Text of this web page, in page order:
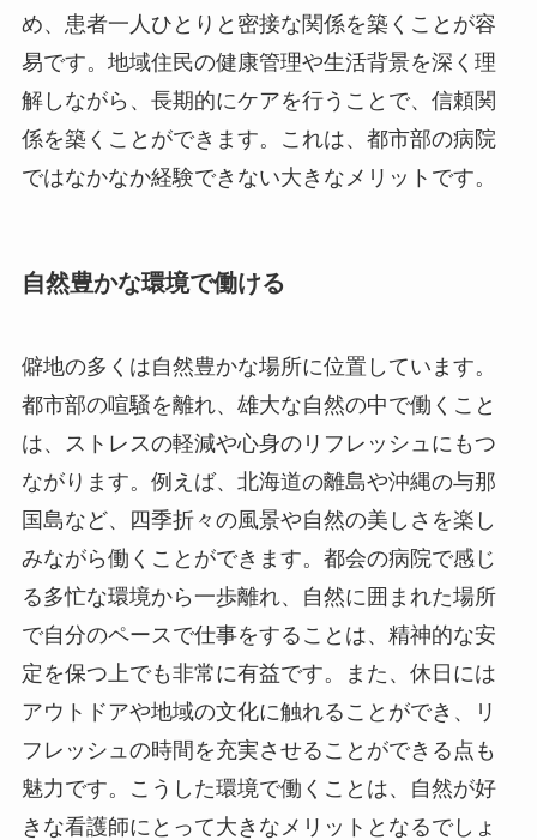
め、患者一人ひとりと密接な関係を築くことが容
易です。地域住民の健康管理や生活背景を深く理
解しながら、長期的にケアを行うことで、信頼関
係を築くことができます。これは、都市部の病院
ではなかなか経験できない大きなメリットです。
自然豊かな環境で働ける
僻地の多くは自然豊かな場所に位置しています。
都市部の喧騒を離れ、雄大な自然の中で働くこと
は、ストレスの軽減や心身のリフレッシュにもつ
ながります。例えば、北海道の離島や沖縄の与那
国島など、四季折々の風景や自然の美しさを楽し
みながら働くことができます。都会の病院で感じ
る多忙な環境から一歩離れ、自然に囲まれた場所
で自分のペースで仕事をすることは、精神的な安
定を保つ上でも非常に有益です。また、休日には
アウトドアや地域の文化に触れることができ、リ
フレッシュの時間を充実させることができる点も
魅力です。こうした環境で働くことは、自然が好
きな看護師にとって大きなメリットとなるでしょ